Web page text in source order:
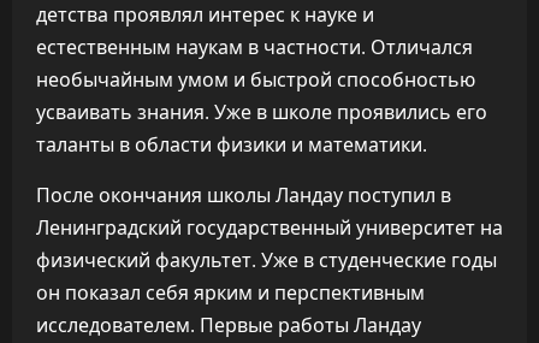
детства проявлял интерес к науке и
естественным наукам в частности. Отличался
необычайным умом и быстрой способностью
усваивать знания. Уже в школе проявились его
таланты в области физики и математики.
После окончания школы Ландау поступил в
Ленинградский государственный университет на
физический факультет. Уже в студенческие годы
он показал себя ярким и перспективным
исследователем. Первые работы Ландау